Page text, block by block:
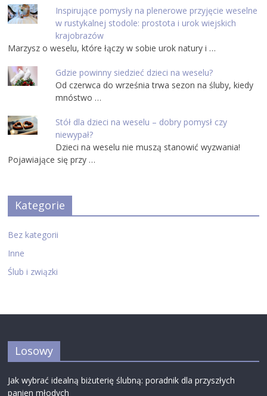
Inspirujące pomysły na plenerowe przyjęcie weselne
w rustykalnej stodole: prostota i urok wiejskich
krajobrazów
Marzysz o weselu, które łączy w sobie urok natury i …
Gdzie powinny siedzieć dzieci na weselu?
Od czerwca do września trwa sezon na śluby, kiedy
mnóstwo …
Stół dla dzieci na weselu – dobry pomysł czy
niewypał?
Dzieci na weselu nie muszą stanowić wyzwania!
Pojawiające się przy …
Kategorie
Bez kategorii
Inne
Ślub i związki
Losowy
Jak wybrać idealną biżuterię ślubną: poradnik dla przyszłych
panien młodych